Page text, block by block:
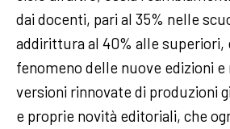
dai docenti, pari al 35% nelle
addirittura al 40% alle superiori,
fenomeno delle nuove edizioni e
versioni rinnovate di produzioni
e proprie novità editoriali, che